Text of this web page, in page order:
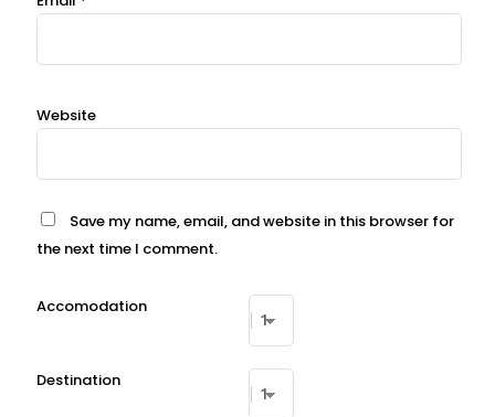
Website
Save my name, email, and website in this browser for
the next time I comment.
Accomodation
Destination